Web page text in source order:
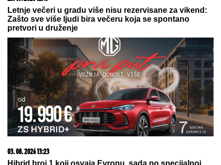
Inspekcija ZATVORILA objekat
Vladimira Tomovića u Crnoj Gori, on
sad otkrio šta se dešava: "Neki se
slade, neću im zaboraviti"
ŠTA ĆE REĆI NAVIJAČI?Poznato
gde će nastaviti karijeru!